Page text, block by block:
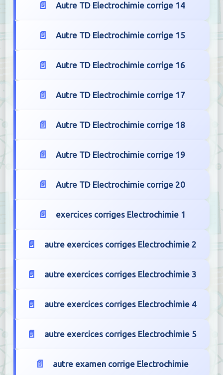
Autre TD Electrochimie corrige 14
Autre TD Electrochimie corrige 15
Autre TD Electrochimie corrige 16
Autre TD Electrochimie corrige 17
Autre TD Electrochimie corrige 18
Autre TD Electrochimie corrige 19
Autre TD Electrochimie corrige 20
exercices corriges Electrochimie 1
autre exercices corriges Electrochimie 2
autre exercices corriges Electrochimie 3
autre exercices corriges Electrochimie 4
autre exercices corriges Electrochimie 5
autre examen corrige Electrochimie